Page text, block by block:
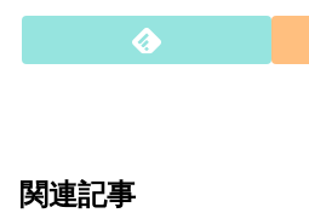
関連記事